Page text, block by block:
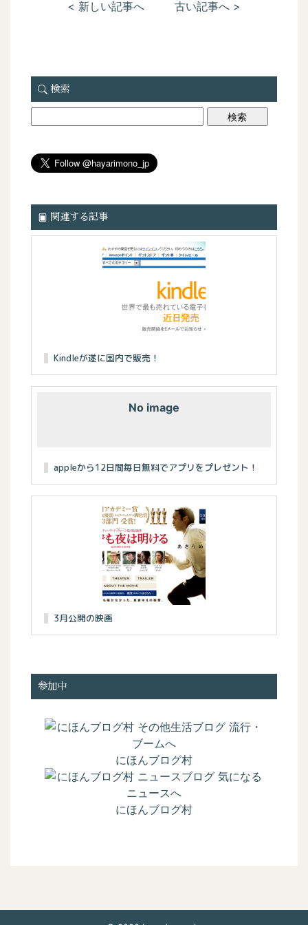
< 新しい記事へ 古い記事へ >
検索
関連する記事
Kindleが遂に国内で販売！
No image
appleから12日間毎日無料でアプリをプレゼント！
3月公開の映画
参加中
にほんブログ村
にほんブログ村